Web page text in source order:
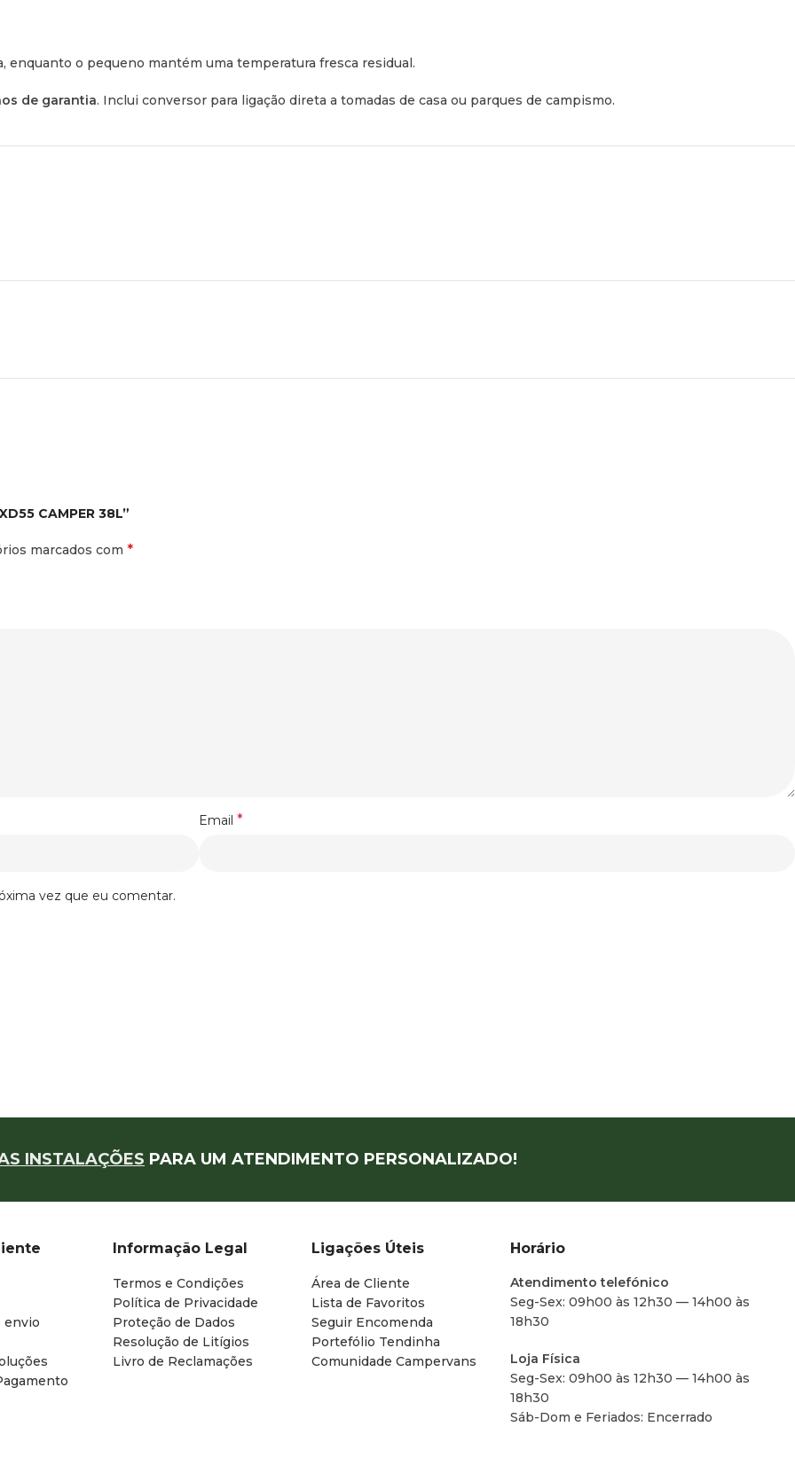
enquanto o pequeno mantém uma temperatura fresca residual.
de garantia. Inclui conversor para ligação direta a tomadas de casa ou parques de campismo.
CAMPER 38L”
marcados com *
Email *
vez que eu comentar.
INSTALAÇÕES PARA UM ATENDIMENTO PERSONALIZADO!
envio
Informação Legal
Termos e Condições
Política de Privacidade
Proteção de Dados
Resolução de Litígios
Livro de Reclamações
Ligações Úteis
Área de Cliente
Lista de Favoritos
Seguir Encomenda
Portefólio Tendinha
Comunidade Campervans
Horário
Atendimento telefónico
Seg-Sex: 09h00 às 12h30 — 14h00 às
18h30
Loja Física
Seg-Sex: 09h00 às 12h30 — 14h00 às
18h30
Sáb-Dom e Feriados: Encerrado